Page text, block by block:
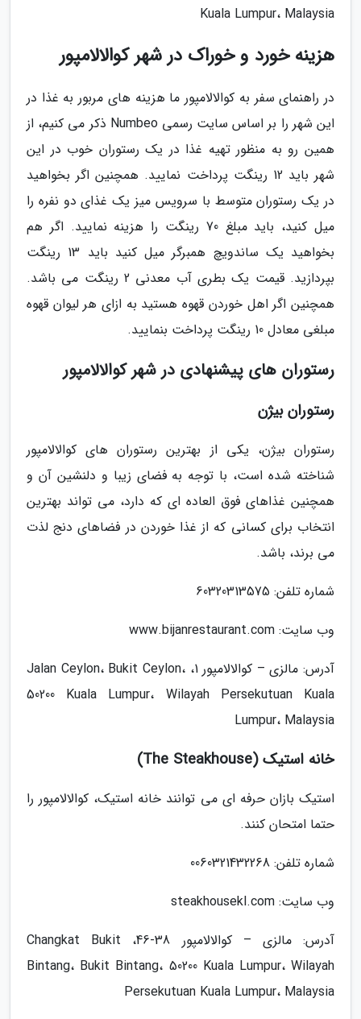
Kuala Lumpur، Malaysia
هزینه خورد و خوراک در شهر کوالالامپور
در راهنمای سفر به کوالالامپور ما هزینه های مربور به غذا در
این شهر را بر اساس سایت رسمی Numbeo ذکر می کنیم، از
همین رو به منظور تهیه غذا در یک رستوران خوب در این
شهر باید 12 رینگت پرداخت نمایید. همچنین اگر بخواهید
در یک رستوران متوسط با سرویس میز یک غذای دو نفره را
میل کنید، باید مبلغ 70 رینگت را هزینه نمایید. اگر هم
بخواهید یک ساندویچ همبرگر میل کنید باید 13 رینگت
بپردازید. قیمت یک بطری آب معدنی 2 رینگت می باشد.
همچنین اگر اهل خوردن قهوه هستید به ازای هر لیوان قهوه
مبلغی معادل 10 رینگت پرداخت بنمایید.
رستوران های پیشنهادی در شهر کوالالامپور
رستوران بیژن
رستوران بیژن، یکی از بهترین رستوران های کوالالامپور
شناخته شده است، با توجه به فضای زیبا و دلنشین آن و
همچنین غذاهای فوق العاده ای که دارد، می تواند بهترین
انتخاب برای کسانی که از غذا خوردن در فضاهای دنج لذت
می برند، باشد.
شماره تلفن: 60320313575
وب سایت: www.bijanrestaurant.com
آدرس: مالزی – کوالالامپور 1، Jalan Ceylon، Bukit Ceylon،
50200 Kuala Lumpur، Wilayah Persekutuan Kuala
Lumpur، Malaysia
خانه استیک (The Steakhouse)
استیک بازان حرفه ای می توانند خانه استیک، کوالالامپور را
حتما امتحان کنند.
شماره تلفن: 0060321432268
وب سایت: steakhousekl.com
آدرس: مالزی – کوالالامپور 38-46، Changkat Bukit
Bintang، Bukit Bintang، 50200 Kuala Lumpur، Wilayah
Persekutuan Kuala Lumpur، Malaysia